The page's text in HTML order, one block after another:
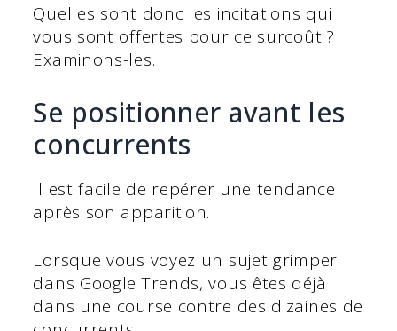
Quelles sont donc les incitations qui
vous sont offertes pour ce surcoût ?
Examinons-les.
Se positionner avant les
concurrents
Il est facile de repérer une tendance
après son apparition.
Lorsque vous voyez un sujet grimper
dans Google Trends, vous êtes déjà
dans une course contre des dizaines de